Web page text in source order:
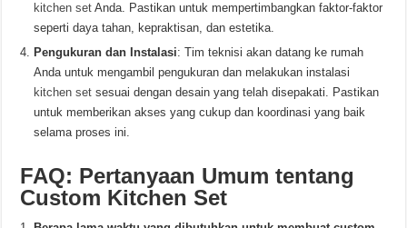
kitchen set Anda. Pastikan untuk mempertimbangkan faktor-faktor
seperti daya tahan, kepraktisan, dan estetika.
Pengukuran dan Instalasi: Tim teknisi akan datang ke rumah
Anda untuk mengambil pengukuran dan melakukan instalasi
kitchen set sesuai dengan desain yang telah disepakati. Pastikan
untuk memberikan akses yang cukup dan koordinasi yang baik
selama proses ini.
FAQ: Pertanyaan Umum tentang
Custom Kitchen Set